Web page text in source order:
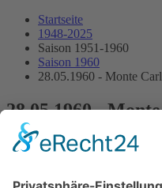
Startseite
1948-2025
Saison 1951-1960
Saison 1960
28.05.1960 - Monte
28.05.1960 -
Streckenskizze